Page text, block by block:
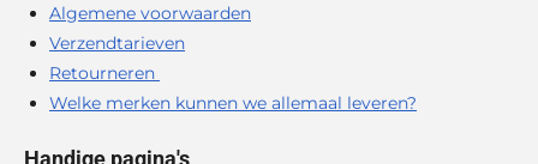
Algemene voorwaarden
Verzendtarieven
Retourneren
Welke merken kunnen we allemaal leveren?
Handige pagina's